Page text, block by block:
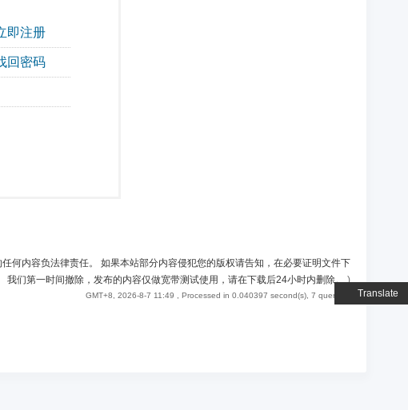
Translate
即注册
回密码
何内容负法律责任。 如果本站部分内容侵犯您的版权请告知，在必要证明文件下
我们第一时间撤除，发布的内容仅做宽带测试使用，请在下载后24小时内删除。)
GMT+8, 2026-8-7 11:49 , Processed in 0.040397 second(s), 7 queries .